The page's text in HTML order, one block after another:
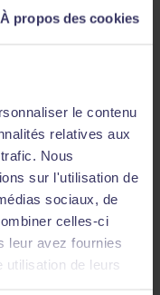
À propos des cookies
le contenu
relatives aux
Nous
sur l'utilisation de
sociaux, de
celles-ci
leur avez fournies
utilisation de leurs
dans le cadre
la relation